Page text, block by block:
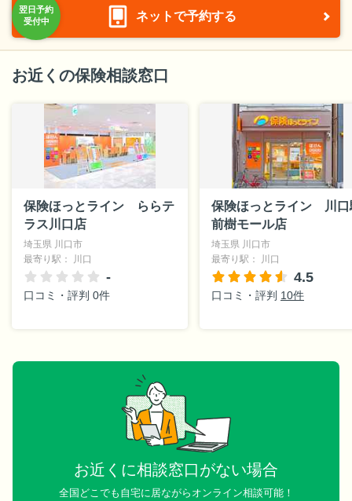
ネットで予約する
お近くの保険相談窓口
保険ほっとライン ららテ
ラス川口店
埼玉県 川口市
最寄り駅： 川口
-
口コミ・評判 0件
保険ほっとライン 川口
前樹モール店
埼玉県 川口市
最寄り駅： 川口
4.5
口コミ・評判 10件
お近くに相談窓口がない場合
全国どこでも自宅に居ながらオンライン相談可能！